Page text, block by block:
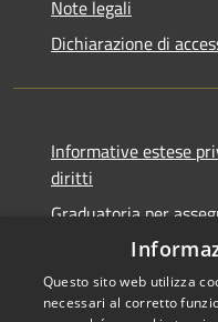
Note legali
Dichiarazione di
Informative estese
diritti
Graduatoria per
Questo sito web utilizza
necessari al corretto